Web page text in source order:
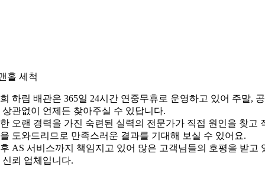
홀 세척
하림 배관은 365일 24시간 연중무휴로 운영하고 있어 주말,
상관없이 언제든 찾아주실 수 있답니다.
오랜 경력을 가진 숙련된 실력의 전문가가 직접 원인을 찾고
도와드리므로 만족스러운 결과를 기대해 보실 수 있어요.
AS 서비스까지 책임지고 있어 많은 고객님들의 호평을 받고
신뢰 업체입니다.